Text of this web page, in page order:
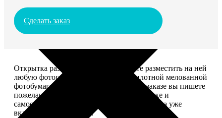
Сделать заказ
Открытка размером 10*15, вы можете разместить на ней
любую фотографию. Печатается на плотной мелованной
фотобумаге плотностью 300 г/м2. При заказе вы пишете
пожелание, мы его напечатаем на открытке и
самостоятельно отправим адресату (доставка уже
включена в стоимость).